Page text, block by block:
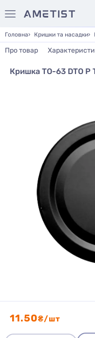
Головна Кришки та насадки
Про товар
Кришка ТО-63 DTO P
11.50₴/шт